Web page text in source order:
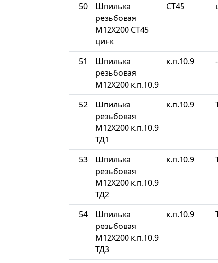
50
Шпилька
резьбовая
М12Х200 СТ45
цинк
СТ45
51
Шпилька
резьбовая
М12Х200 к.п.10.9
к.п.10.9 -
52
Шпилька
резьбовая
М12Х200 к.п.10.9
ТД1
к.п.10.9
53
Шпилька
резьбовая
М12Х200 к.п.10.9
ТД2
к.п.10.9
54
Шпилька
резьбовая
М12Х200 к.п.10.9
ТД3
к.п.10.9